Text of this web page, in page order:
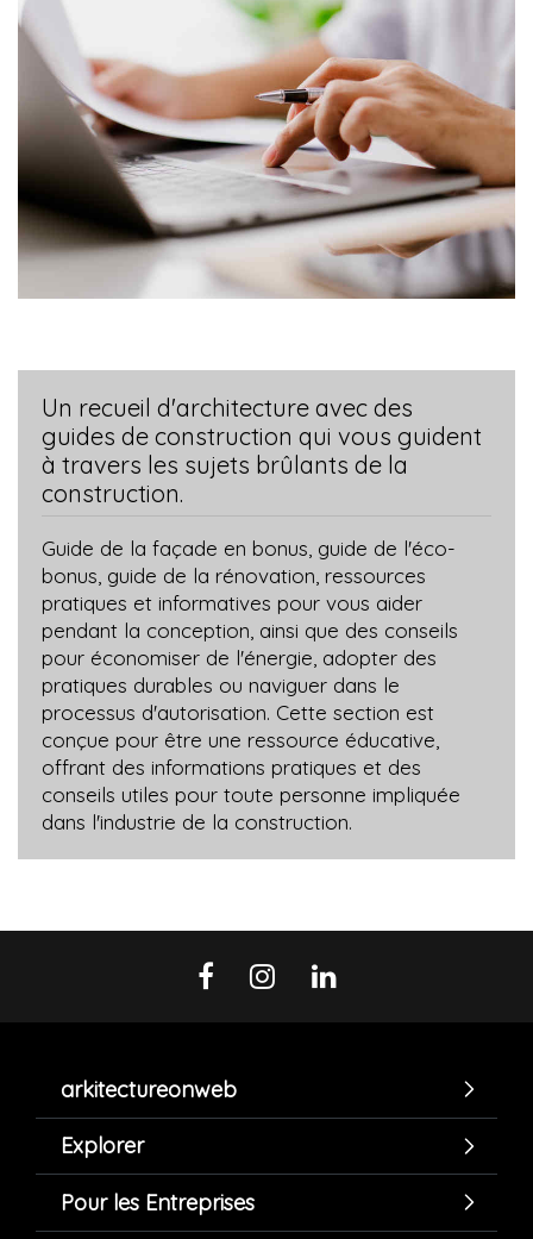
Un recueil d'architecture avec des
guides de construction qui vous guident
à travers les sujets brûlants de la
construction.
Guide de la façade en bonus, guide de l'éco-
bonus, guide de la rénovation, ressources
pratiques et informatives pour vous aider
pendant la conception, ainsi que des conseils
pour économiser de l'énergie, adopter des
pratiques durables ou naviguer dans le
processus d'autorisation. Cette section est
conçue pour être une ressource éducative,
offrant des informations pratiques et des
conseils utiles pour toute personne impliquée
dans l'industrie de la construction.
arkitectureonweb
Explorer
Pour les Entreprises